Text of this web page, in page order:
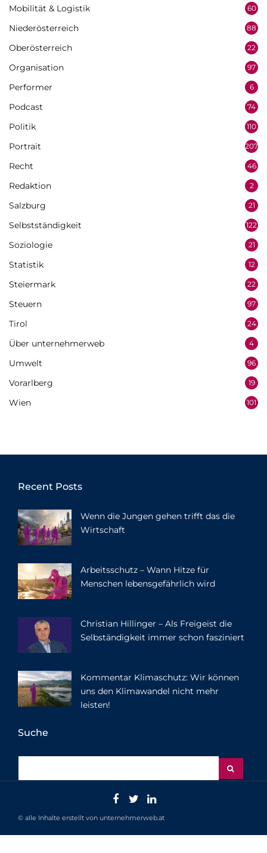
Mobilität & Logistik 60
Niederösterreich 88
Oberösterreich 22
Organisation 97
Performer 6
Podcast 74
Politik 110
Portrait 207
Recht 46
Redaktion 2
Salzburg 21
Selbstständigkeit 122
Soziologie 21
Statistik 12
Steiermark 22
Steuern 97
Tirol 24
Über unternehmerweb 4
Umwelt 96
Vorarlberg 19
Wien 101
Recent Posts
Wenn die Jungen gehen trifft das die
Wirtschaft
Arbeitsschutz – Wann Hitze für
Menschen lebensgefährlich wird
Christian Hillinger – Als Freigeist die
Selbständigkeit immer schon fasziniert
Kommentar Klimaschutz: Wir können
uns den Klimawandel nicht mehr
leisten!
Suche
© alle Inhalte erstellt von unternehmerweb.at